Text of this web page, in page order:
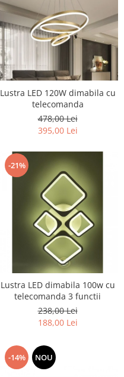
Lustra LED 120W dimabila cu
telecomanda
478,00 Lei
395,00 Lei
-21%
Lustra LED dimabila 100w cu
telecomanda 3 functii
238,00 Lei
188,00 Lei
-14% NOU